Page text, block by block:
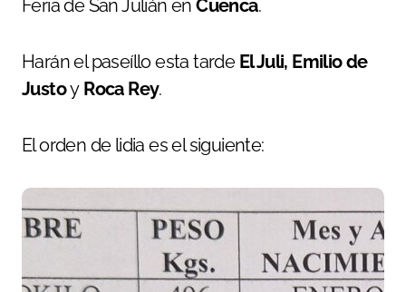
Feria de San Julián enCuenca.
Harán el paseíllo esta tarde El Juli, Emilio de
JustoyRoca Rey.
El orden de lidia es el siguiente: